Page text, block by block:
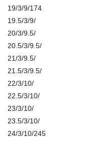
19/3/9/174
19.5/3/9/
20/3/9.5/
20.5/3/9.5/
21/3/9.5/
21.5/3/9.5/
22/3/10/
22.5/3/10/
23/3/10/
23.5/3/10/
24/3/10/245